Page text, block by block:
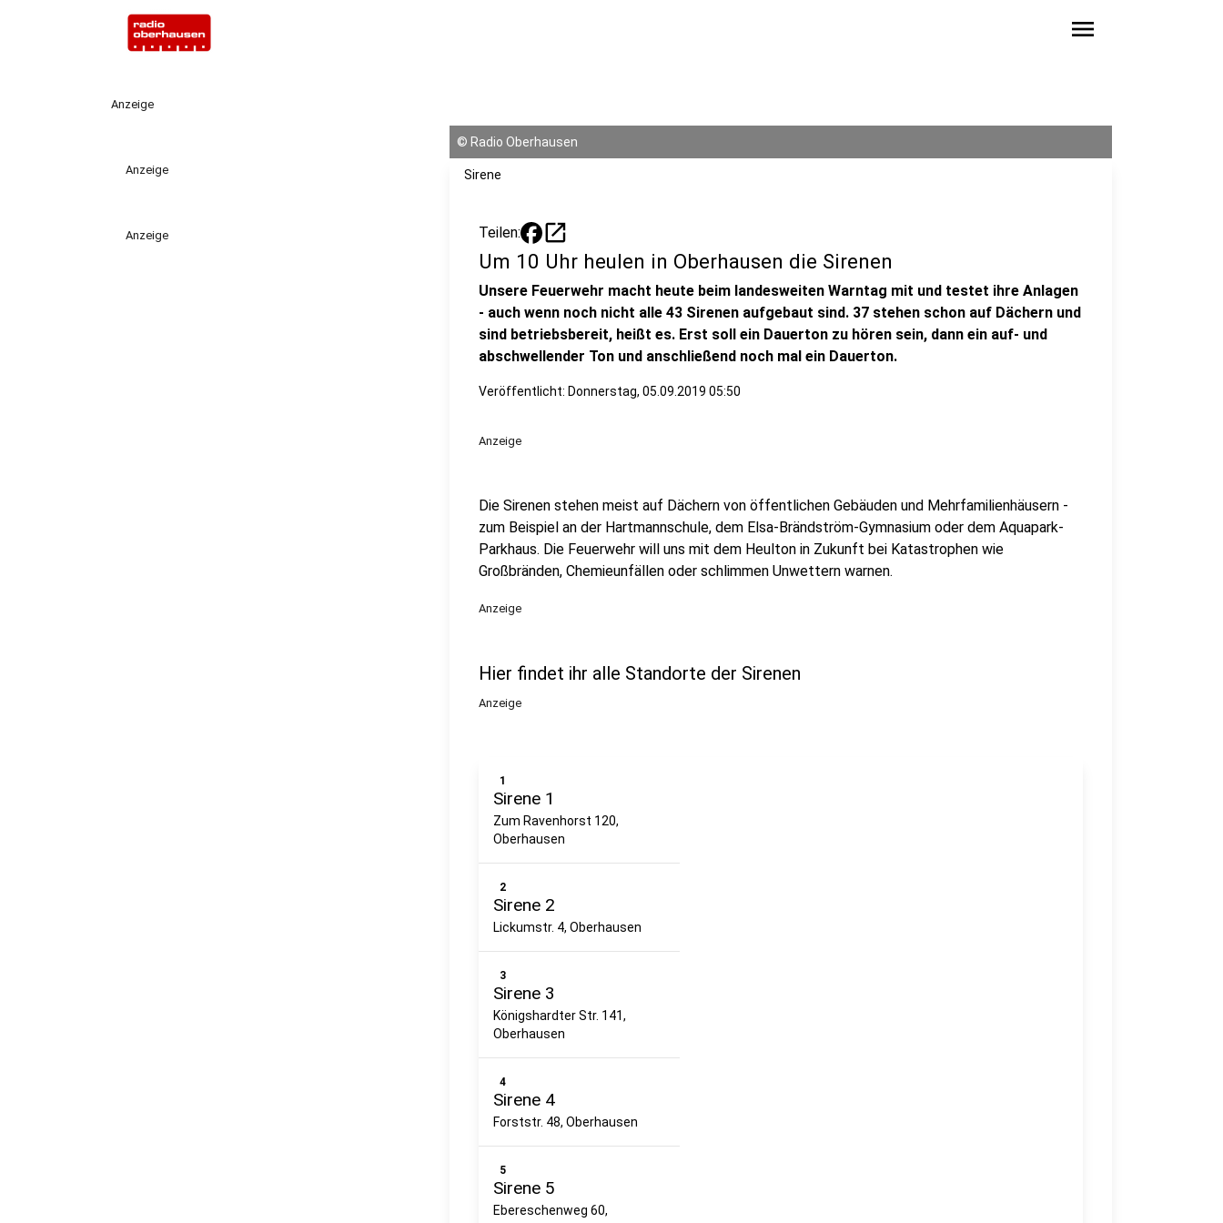
menu
Anzeige
Anzeige
Anzeige
© Radio Oberhausen
Sirene
Teilen: open_in_new
Um 10 Uhr heulen in Oberhausen die Sirenen
Unsere Feuerwehr macht heute beim landesweiten Warntag mit und testet ihre Anlagen
- auch wenn noch nicht alle 43 Sirenen aufgebaut sind. 37 stehen schon auf Dächern und
sind betriebsbereit, heißt es. Erst soll ein Dauerton zu hören sein, dann ein auf- und
abschwellender Ton und anschließend noch mal ein Dauerton.
Veröffentlicht: Donnerstag, 05.09.2019 05:50
Anzeige
Die Sirenen stehen meist auf Dächern von öffentlichen Gebäuden und Mehrfamilienhäusern -
zum Beispiel an der Hartmannschule, dem Elsa-Brändström-Gymnasium oder dem Aquapark-
Parkhaus. Die Feuerwehr will uns mit dem Heulton in Zukunft bei Katastrophen wie
Großbränden, Chemieunfällen oder schlimmen Unwettern warnen.
Anzeige
Hier findet ihr alle Standorte der Sirenen
Anzeige
1
Sirene 1
Zum Ravenhorst 120,
Oberhausen
2
Sirene 2
Lickumstr. 4, Oberhausen
3
Sirene 3
Königshardter Str. 141,
Oberhausen
4
Sirene 4
Forststr. 48, Oberhausen
5
Sirene 5
Ebereschenweg 60,